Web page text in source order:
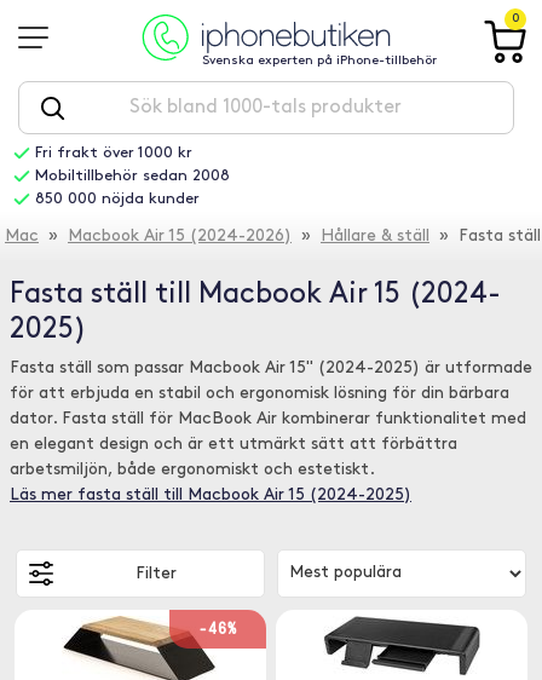
Svenska experten på iPhone-tillbehör
0
Fri frakt över 1000 kr
Mobiltillbehör sedan 2008
850 000 nöjda kunder
Mac » Macbook Air 15 (2024-2026) » Hållare & ställ » Fasta ställ
Fasta ställ till Macbook Air 15 (2024-
2025)
Fasta ställ som passar Macbook Air 15" (2024-2025) är utformade
för att erbjuda en stabil och ergonomisk lösning för din bärbara
dator. Fasta ställ för MacBook Air kombinerar funktionalitet med
en elegant design och är ett utmärkt sätt att förbättra
arbetsmiljön, både ergonomiskt och estetiskt.
Läs mer fasta ställ till Macbook Air 15 (2024-2025)
Filter
-46%